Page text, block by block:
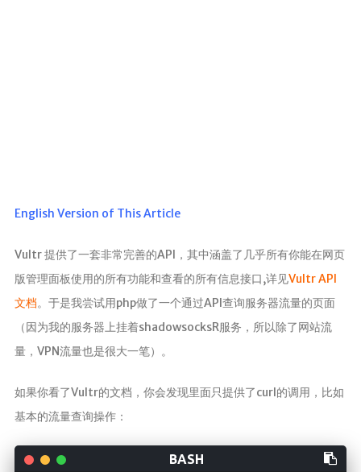
English Version of This Article
Vultr 提供了一套非常完善的API，其中涵盖了几乎所有你能在网页
版管理面板使用的所有功能和查看的所有信息接口,详见Vultr API
文档。于是我尝试用php做了一个通过API查询服务器流量的页面
（因为我的服务器上挂着shadowsocksR服务，所以除了网站流
量，VPN流量也是很大一笔）。
如果你看了Vultr的文档，你会发现里面只提供了curl的调用，比如
基本的流量查询操作：
友人帐
赞赏
关于